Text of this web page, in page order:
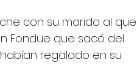
con su marido al que
Fondue que sacó del
regalado en su